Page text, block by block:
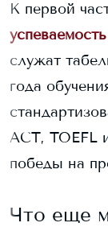
К первой
служат
года
ACT, TOEFL
победы на
Что еще